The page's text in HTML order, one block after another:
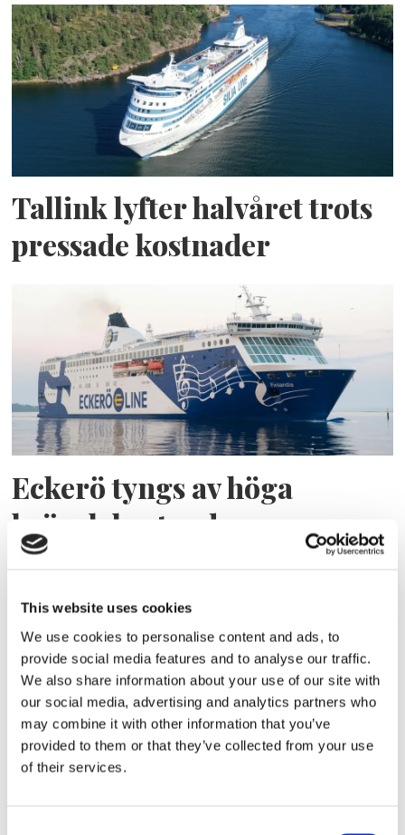
This website uses cookies
We use cookies to personalise content and ads, to
provide social media features and to analyse our traffic.
We also share information about your use of our site with
our social media, advertising and analytics partners who
may combine it with other information that you’ve
provided to them or that they’ve collected from your use
of their services.
Tallink lyfter halvåret trots
pressade kostnader
Eckerö tyngs av höga
bränslekostnader men
frakten fortsätter växa